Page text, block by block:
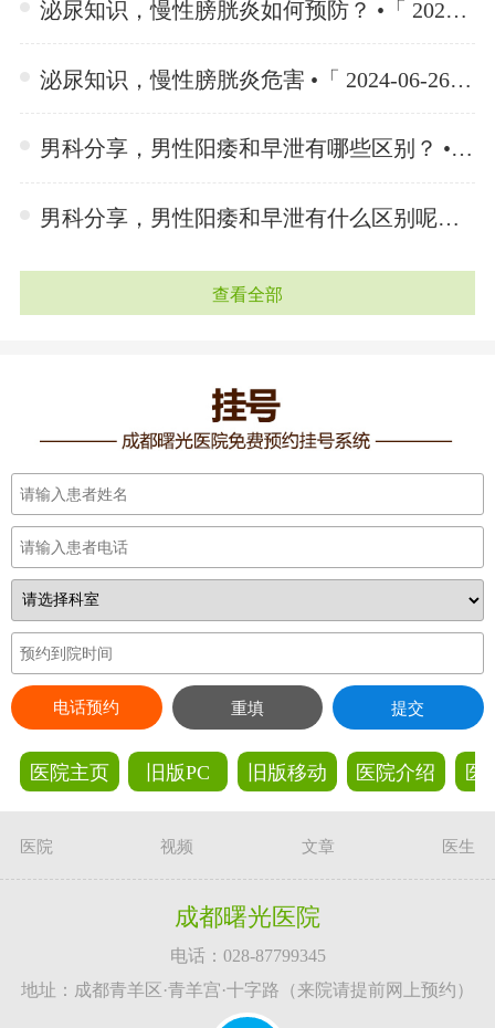
泌尿知识，慢性膀胱炎如何预防？ •「 2024-06-26 」
泌尿知识，慢性膀胱炎危害 •「 2024-06-26 」
男科分享，男性阳痿和早泄有哪些区别？ •「 2024-06-25 」
男科分享，男性阳痿和早泄有什么区别呢？ •「 2024-06-25 」
查看全部
电话预约 重填 提交
医院主页 旧版PC 旧版移动 医院介绍 医
医院 视频 文章 医生
成都曙光医院
电话：028-87799345
地址：成都青羊区·青羊宫·十字路（来院请提前网上预约）